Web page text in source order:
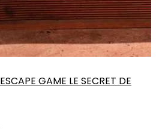
GAME LE SECRET DE